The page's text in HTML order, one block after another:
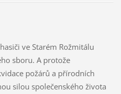
ve Starém Rožmitálu
sboru. A protože
požárů a přírodních
silou společenského života